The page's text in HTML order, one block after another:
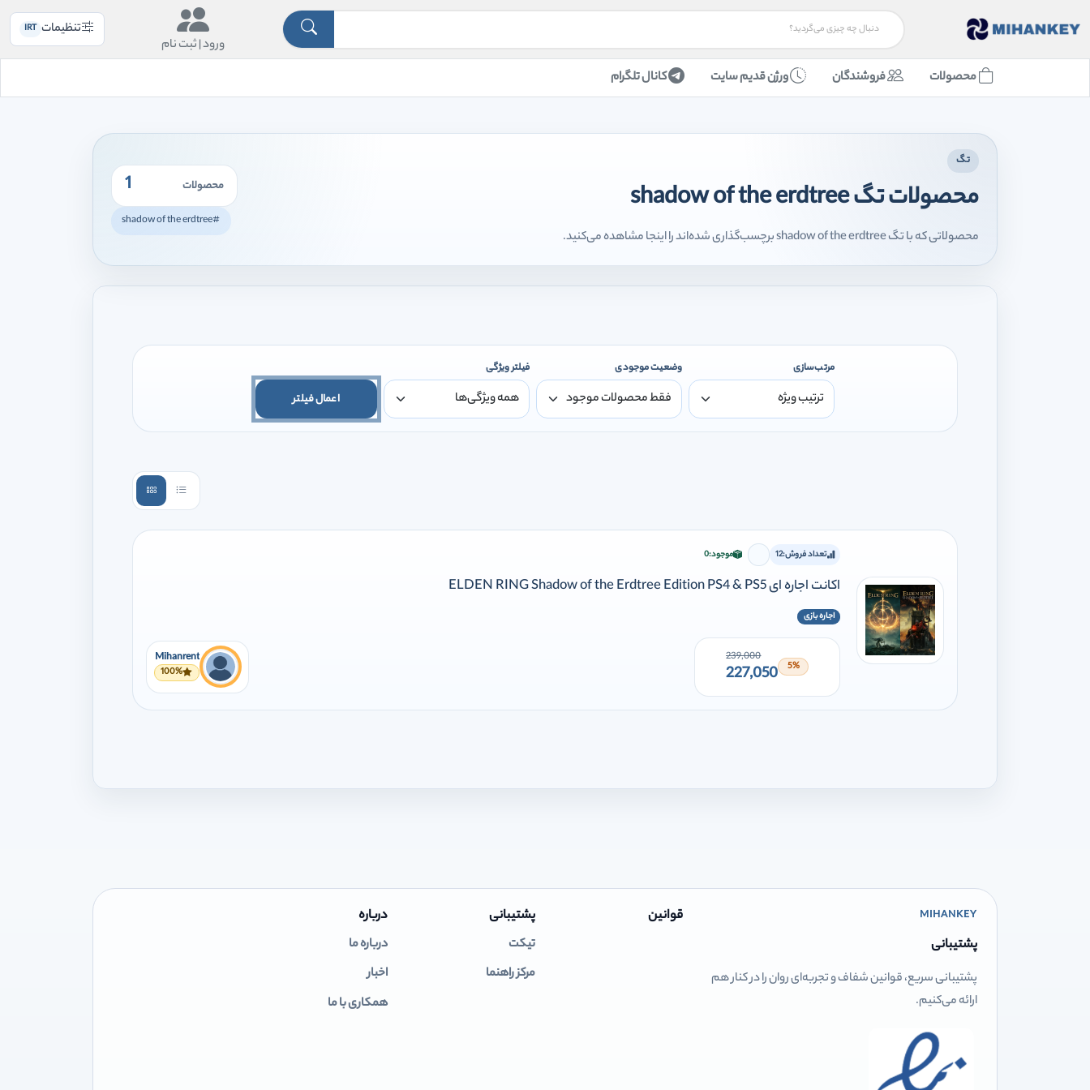
ورود |ثبت نام
تنظیمات IRT
محصولات فروشندگان ورژن قدیم سایت کانال تلگرام
تگ
محصولات تگ shadow of the erdtree
محصولاتی که با تگ shadow of the erdtree برچسب‌گذاری شده‌اند را اینجا مشاهده می‌کنید.
محصولات 1
#shadow of the erdtree
مرتب‌سازی وضعیت موجودی فیلتر ویژگی
اعمال فیلتر
تعداد فروش:12 برای افزودن وارد شوید
موجود:0
اکانت اجاره ای ELDEN RING Shadow of the Erdtree Edition PS4 & PS5
اجاره بازی
5%
239,000
227,050
Mihanrent
100%
MIHANKEY
پشتیبانی
پشتیبانی سریع، قوانین شفاف و تجربه‌ای روان را در کنار هم
ارائه می‌کنیم.
قوانین پشتیبانی
تیکت
مرکز راهنما
درباره
درباره ما
اخبار
همکاری با ما